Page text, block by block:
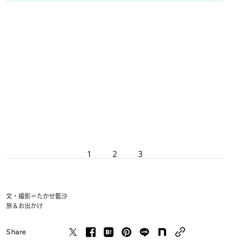
1 2 3
文・撮影＝たかせ藍沙
旅＆お出かけ
Share